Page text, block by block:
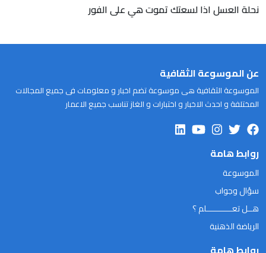
نحلة العسل اذا لسعتك تموت هي على الفور
عن الموسوعة الثقافية
الموسوعة الثقافية هى موسوعة تضم اخبار و معلومات فى جميع المجالات
المختلفة و احدث الاخبار و اختبارات و الغاز تناسب جميع الاعمار
روابط هامة
الموسوعة
سؤال وجواب
هــل تعـــــــــــلم ؟
الرياضة الذهنية